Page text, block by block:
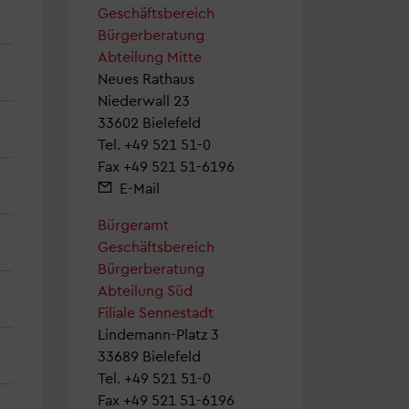
Geschäftsbereich
Bürgerberatung
Abteilung Mitte
Neues Rathaus
Niederwall 23
33602 Bielefeld
Tel. +49 521 51-0
Fax +49 521 51-6196
E-Mail
Bürgeramt
Geschäftsbereich
Bürgerberatung
Abteilung Süd
Filiale Sennestadt
Lindemann-Platz 3
33689 Bielefeld
Tel. +49 521 51-0
Fax +49 521 51-6196